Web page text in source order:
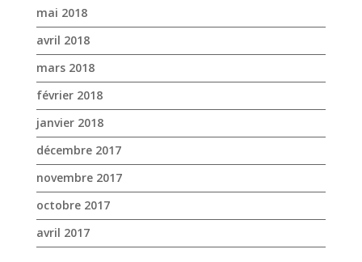
mai 2018
avril 2018
mars 2018
février 2018
janvier 2018
décembre 2017
novembre 2017
octobre 2017
avril 2017